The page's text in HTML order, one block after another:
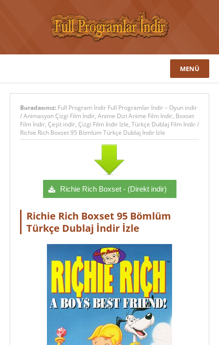
MENÜ
Buradasınız: Full Program İndir Full Programlar İndir – Oyun indir
/Animasyon Çizgi Film İndir, Anime Dizi Anime Film İndir, Boxset
Film İndir, Çeşit indir, Çizgi Film İndir İzle, Türkçe Dublaj Film İndir/
Richie Rich Boxset 95 Bömlüm Türkçe Dublaj İndir İzle
Richie Rich Boxset - (Direkt indir)
Richie Rich Boxset 95 Bömlüm
Türkçe Dublaj İndir İzle